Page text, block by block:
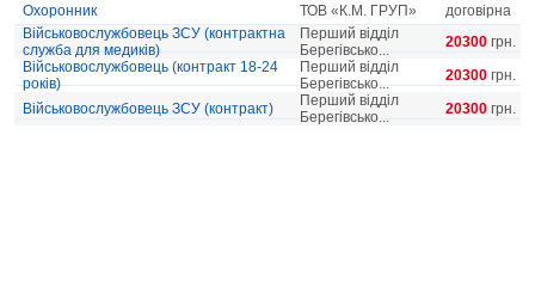
Охоронник
ТОВ «К.М. ГРУП»
договірна
Військовослужбовець ЗСУ (контрактна
служба для медиків)
Перший відділ
Берегівсько...
20300 грн.
Військовослужбовець (контракт 18-24
років)
Перший відділ
Берегівсько...
20300 грн.
Військовослужбовець ЗСУ (контракт)
Перший відділ
Берегівсько...
20300 грн.